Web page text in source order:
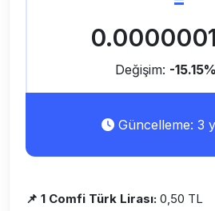
Değişim: -15.15%
Güncelleme: 3
📌 1 Comfi Türk Lirası: 0,50 TL